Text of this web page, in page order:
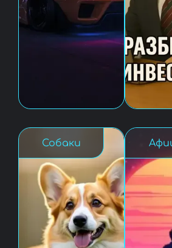
Собаки